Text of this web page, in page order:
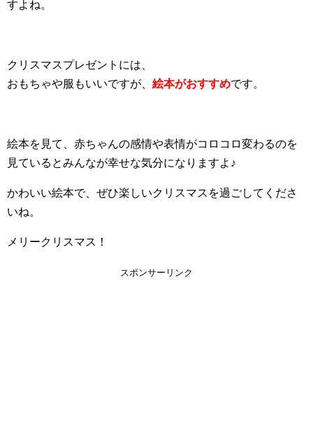
すよね。
クリスマスプレゼントには、
おもちゃや服もいいですが、 絵本がおすすめです。
絵本を見て、赤ちゃんの感情や表情がコロコロ変わるのを
見ているとみんなが幸せな気分になりますよ♪
かわいい絵本で、ぜひ楽しいクリスマスを過ごしてくださ
いね。
メリークリスマス！
スポンサーリンク